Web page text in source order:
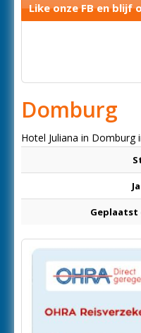
Like onze FB en blijf
Domburg
Hotel Juliana in Domburg
Geplaatst